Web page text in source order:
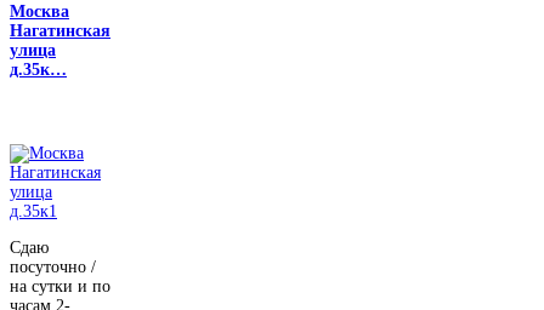
Москва
Нагатинская
улица
д.35к…
Сдаю
посуточно /
на сутки и по
часам 2-